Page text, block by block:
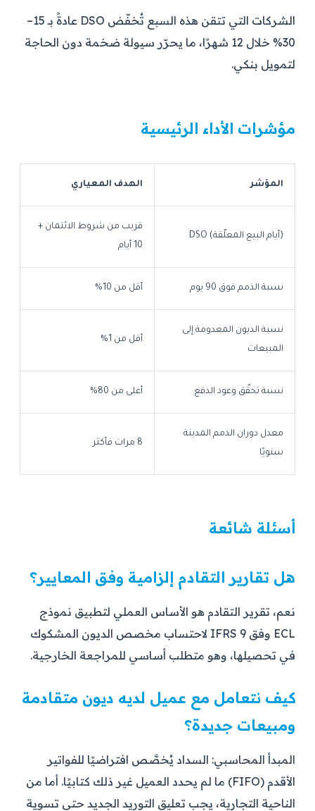
الشركات التي تتقن هذه السبع تُخفّض DSO عادةً بـ 15–
30% خلال 12 شهرًا، ما يحرّر سيولة ضخمة دون الحاجة
لتمويل بنكي.
مؤشرات الأداء الرئيسية
المؤشر الهدف المعياري
DSO (أيام البيع المعلّقة)
قريب من شروط الائتمان +
10 أيام
نسبة الذمم فوق 90 يوم أقل من 10%
نسبة الديون المعدومة إلى
المبيعات
أقل من 1%
نسبة تحقّق وعود الدفع أعلى من 80%
معدل دوران الذمم المدينة
سنويًا
8 مرات فأكثر
أسئلة شائعة
هل تقارير التقادم إلزامية وفق المعايير؟
نعم، تقرير التقادم هو الأساس العملي لتطبيق نموذج
ECL وفق IFRS 9 لاحتساب مخصص الديون المشكوك
في تحصيلها، وهو متطلب أساسي للمراجعة الخارجية.
كيف نتعامل مع عميل لديه ديون متقادمة
ومبيعات جديدة؟
المبدأ المحاسبي: السداد يُخصَّص افتراضيًا للفواتير
الأقدم (FIFO) ما لم يحدد العميل غير ذلك كتابيًا. أما من
الناحية التجارية، يجب تعليق التوريد الجديد حتى تسوية